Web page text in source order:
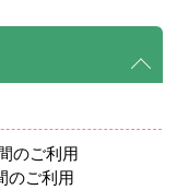
のご利用
のご利用